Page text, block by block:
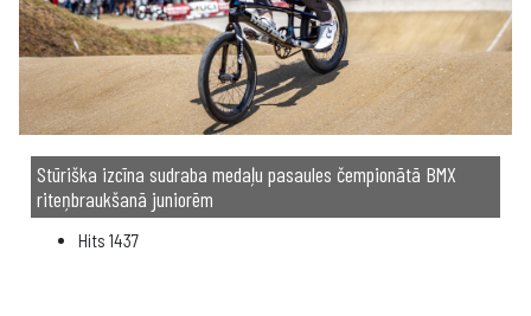
Stūriška izcīna sudraba medaļu pasaules čempionātā BMX
riteņbraukšanā juniorēm
Hits 1437